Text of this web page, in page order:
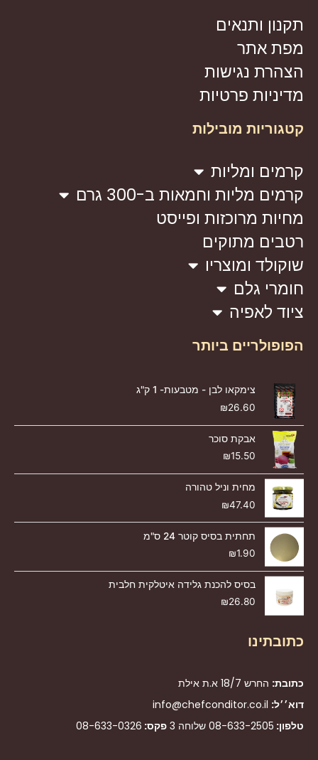
תקנון ותנאים
מפת אתר
הצהרת נגישות
מדיניות פרטיות
קטגוריות מובילות
קרמים ומליות
קרמים מליות וחמאות ב-300 גרם
מחיות מרוכזות ופייסט
רטבים מתוקים
שוקולד ומוצריו
חומרי גלם
ציוד לאפיה
הפופולריים ביותר
צימקאו לבן - מטבעות- 1 ק"ג
₪26.60
אבקת סוכר
₪15.50
מחית וניל טהורה
₪47.40
תחתית בסיס קוטר 24 ס"מ
₪1.90
בסיס להכנת גלידה איטלקית חלבית
₪26.80
כתובתינו
כתובת: החרש 18/7 א.ת אילת
דוא׳׳ל: info@chefconditor.co.il
טלפון: 08-633-2505 שלוחה 3 פקס: 08-633-0326